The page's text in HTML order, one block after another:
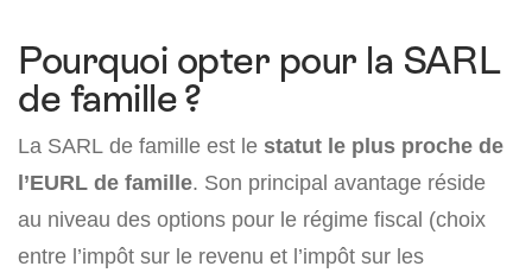
Pourquoi opter pour la SARL
de famille ?
La SARL de famille est le statut le plus proche de
l’EURL de famille. Son principal avantage réside
au niveau des options pour le régime fiscal (choix
entre l’impôt sur le revenu et l’impôt sur les